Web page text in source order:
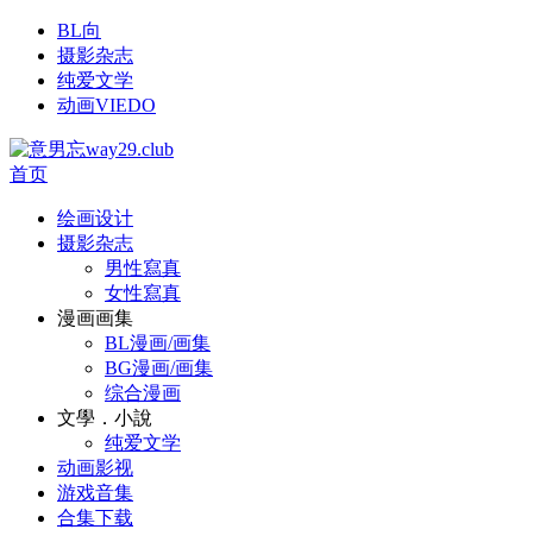
BL向
摄影杂志
纯爱文学
动画VIEDO
首页
绘画设计
摄影杂志
男性寫真
女性寫真
漫画画集
BL漫画/画集
BG漫画/画集
综合漫画
文學．小說
纯爱文学
动画影视
游戏音集
合集下载